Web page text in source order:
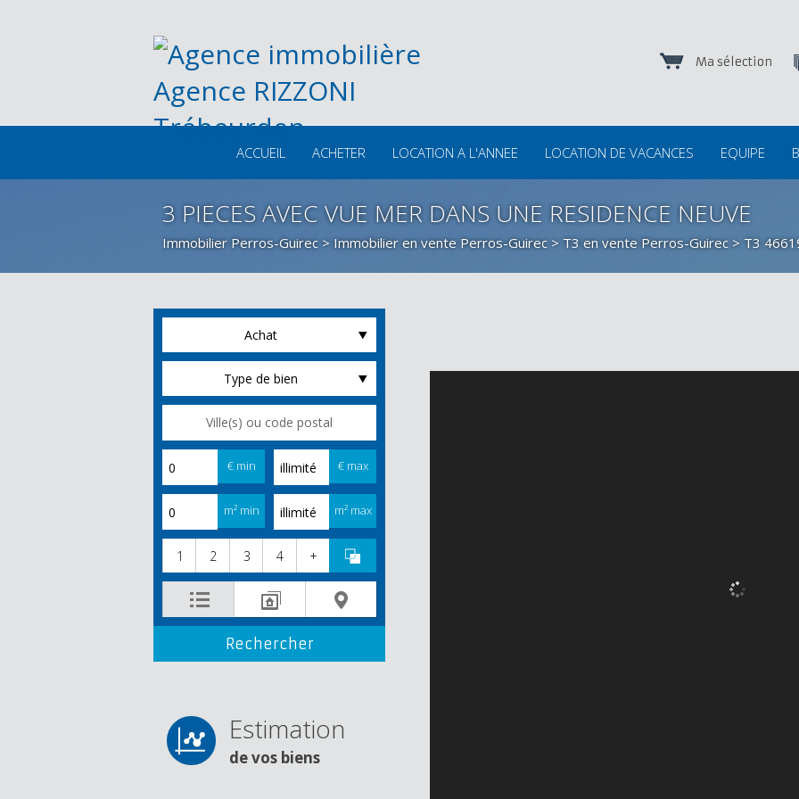
Ma sélection
ACCUEIL ACHETER LOCATION A L'ANNEE LOCATION DE VACANCES EQUIPE
3 PIECES AVEC VUE MER DANS UNE RESIDENCE NEUVE
Immobilier Perros-Guirec > Immobilier en vente Perros-Guirec > T3 en vente Perros-Guirec > T3
Achat
Type de bien
€ min € max
m² min m² max
1 2 3 4 +
Estimation
de vos biens